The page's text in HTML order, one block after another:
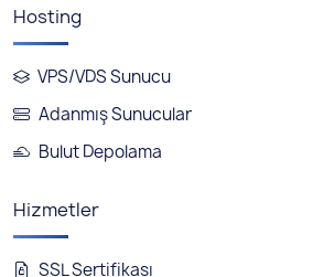
Hosting
VPS/VDS Sunucu
Adanmış Sunucular
Bulut Depolama
Hizmetler
SSL Sertifikası